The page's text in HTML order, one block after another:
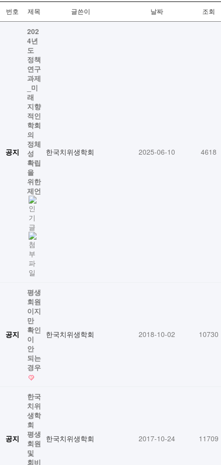
번호 제목 글쓴이 날짜 조회
공지
202
4년
도
정책
연구
과제
_미
래
지향
적인
학회
의
정체
성
확립
을
위한
제언
한국치위생학회 2025-06-10 4618
공지
평생
회원
이지
만
확인
이
안
되는
경우
한국치위생학회 2018-10-02 10730
공지
한국
치위
생학
회
평생
회원
및
회비
한국치위생학회 2017-10-24 11709